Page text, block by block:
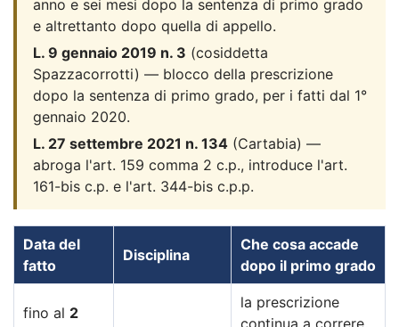
anno e sei mesi dopo la sentenza di primo grado
e altrettanto dopo quella di appello.
L. 9 gennaio 2019 n. 3 (cosiddetta
Spazzacorrotti) — blocco della prescrizione
dopo la sentenza di primo grado, per i fatti dal 1°
gennaio 2020.
L. 27 settembre 2021 n. 134 (Cartabia) —
abroga l'art. 159 comma 2 c.p., introduce l'art.
161-bis c.p. e l'art. 344-bis c.p.p.
Data del
fatto
Disciplina
Che cosa accade
dopo il primo grado
fino al 2
la prescrizione
continua a correre,